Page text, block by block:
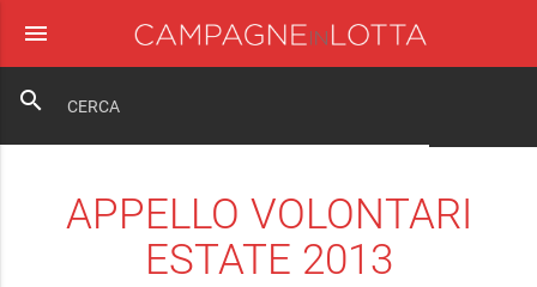
menu
search
APPELLO VOLONTARI
ESTATE 2013